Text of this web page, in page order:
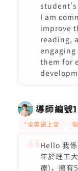
student's
I am
improve
reading,
them for
導師編號
*全英語上堂
Hello 我
年於理工
療)，擁有